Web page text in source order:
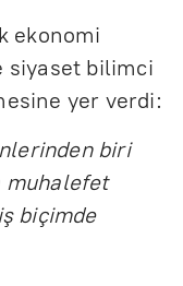
ekonomi
siyaset bilimci
yer verdi:
biri
muhalefet
biçimde